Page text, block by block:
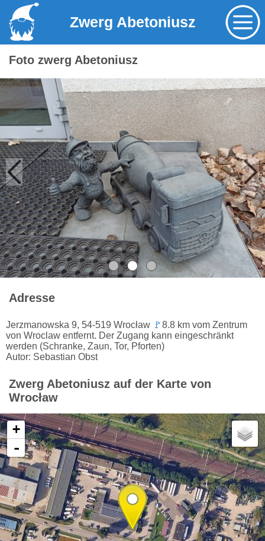
Zwerg Abetoniusz
Foto zwerg Abetoniusz
Adresse
Jerzmanowska 9, 54-519 Wrocław 🚩8.8 km vom Zentrum
von Wroclaw entfernt. Der Zugang kann eingeschränkt
werden (Schranke, Zaun, Tor, Pforten)
Autor: Sebastian Obst
Zwerg Abetoniusz auf der Karte von
Wrocław
+
-